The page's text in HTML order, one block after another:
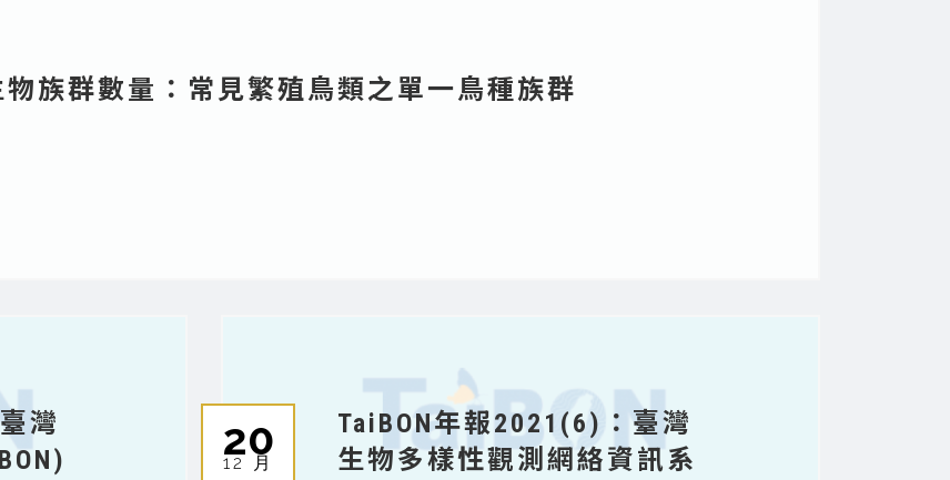
族群數量：常見繁殖鳥類之單一鳥種族群
灣
20
12 月
TaiBON年報2021(6)：臺灣
生物多樣性觀測網絡資訊系